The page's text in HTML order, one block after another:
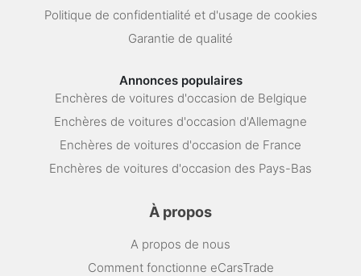
Politique de confidentialité et d'usage de cookies
Garantie de qualité
Annonces populaires
Enchères de voitures d'occasion de Belgique
Enchères de voitures d'occasion d'Allemagne
Enchères de voitures d'occasion de France
Enchères de voitures d'occasion des Pays-Bas
À propos
A propos de nous
Comment fonctionne eCarsTrade